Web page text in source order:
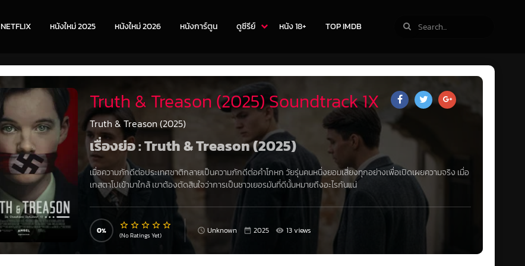
NETFLIX หนังใหม่ 2025 หนังใหม่ 2026 หนังการ์ตูน ดูซีรีย์ หนัง 18+ TOP IMDB
Truth & Treason (2025) Soundtrack 1X
Truth & Treason (2025)
เรื่องย่อ : Truth & Treason (2025)
เมื่อความภักดีต่อประเทศชาติกลายเป็นความภักดีต่อคำโกหก วัยรุ่นคนหนึ่งยอมเสี่ยงทุกอย่างเพื่อเปิดเผยความจริง เมื่อ
เกสตาโปเข้ามาใกล้ เขาต้องตัดสินใจว่าการเป็นชาวเยอรมันที่ดีนั้นหมายถึงอะไรกันแน่
0 (No Ratings Yet) Unknown 2025 13 views